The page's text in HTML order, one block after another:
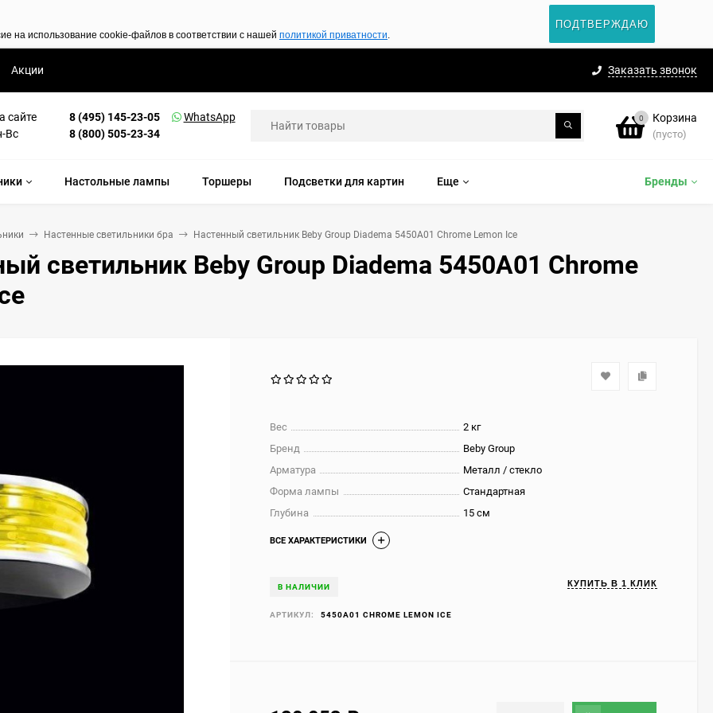
на использование cookie-файлов в соответствии с нашей политикой приватности
ПОДТВЕРЖДАЮ
Заказать звонок
Акции
сайте
Вс
8 (495) 145-23-05
8 (800) 505-23-34
WhatsApp 0 Корзина
(пусто)
Бренды
Настольные лампы Торшеры Подсветки для картин Еще
Настенные светильники бра Настенный светильник Beby Group Diadema 5450A01 Chrome Lemon Ice
светильник Beby Group Diadema 5450A01 Chrome
Вес
2 кг
Бренд
Beby Group
Арматура
Металл / стекло
Форма лампы
Стандартная
Глубина
15 см
ВСЕ ХАРАКТЕРИСТИКИ
В НАЛИЧИИ
АРТИКУЛ: 5450A01 CHROME LEMON ICE
КУПИТЬ В 1 КЛИК